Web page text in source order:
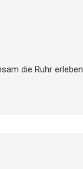
die Ruhr erleben